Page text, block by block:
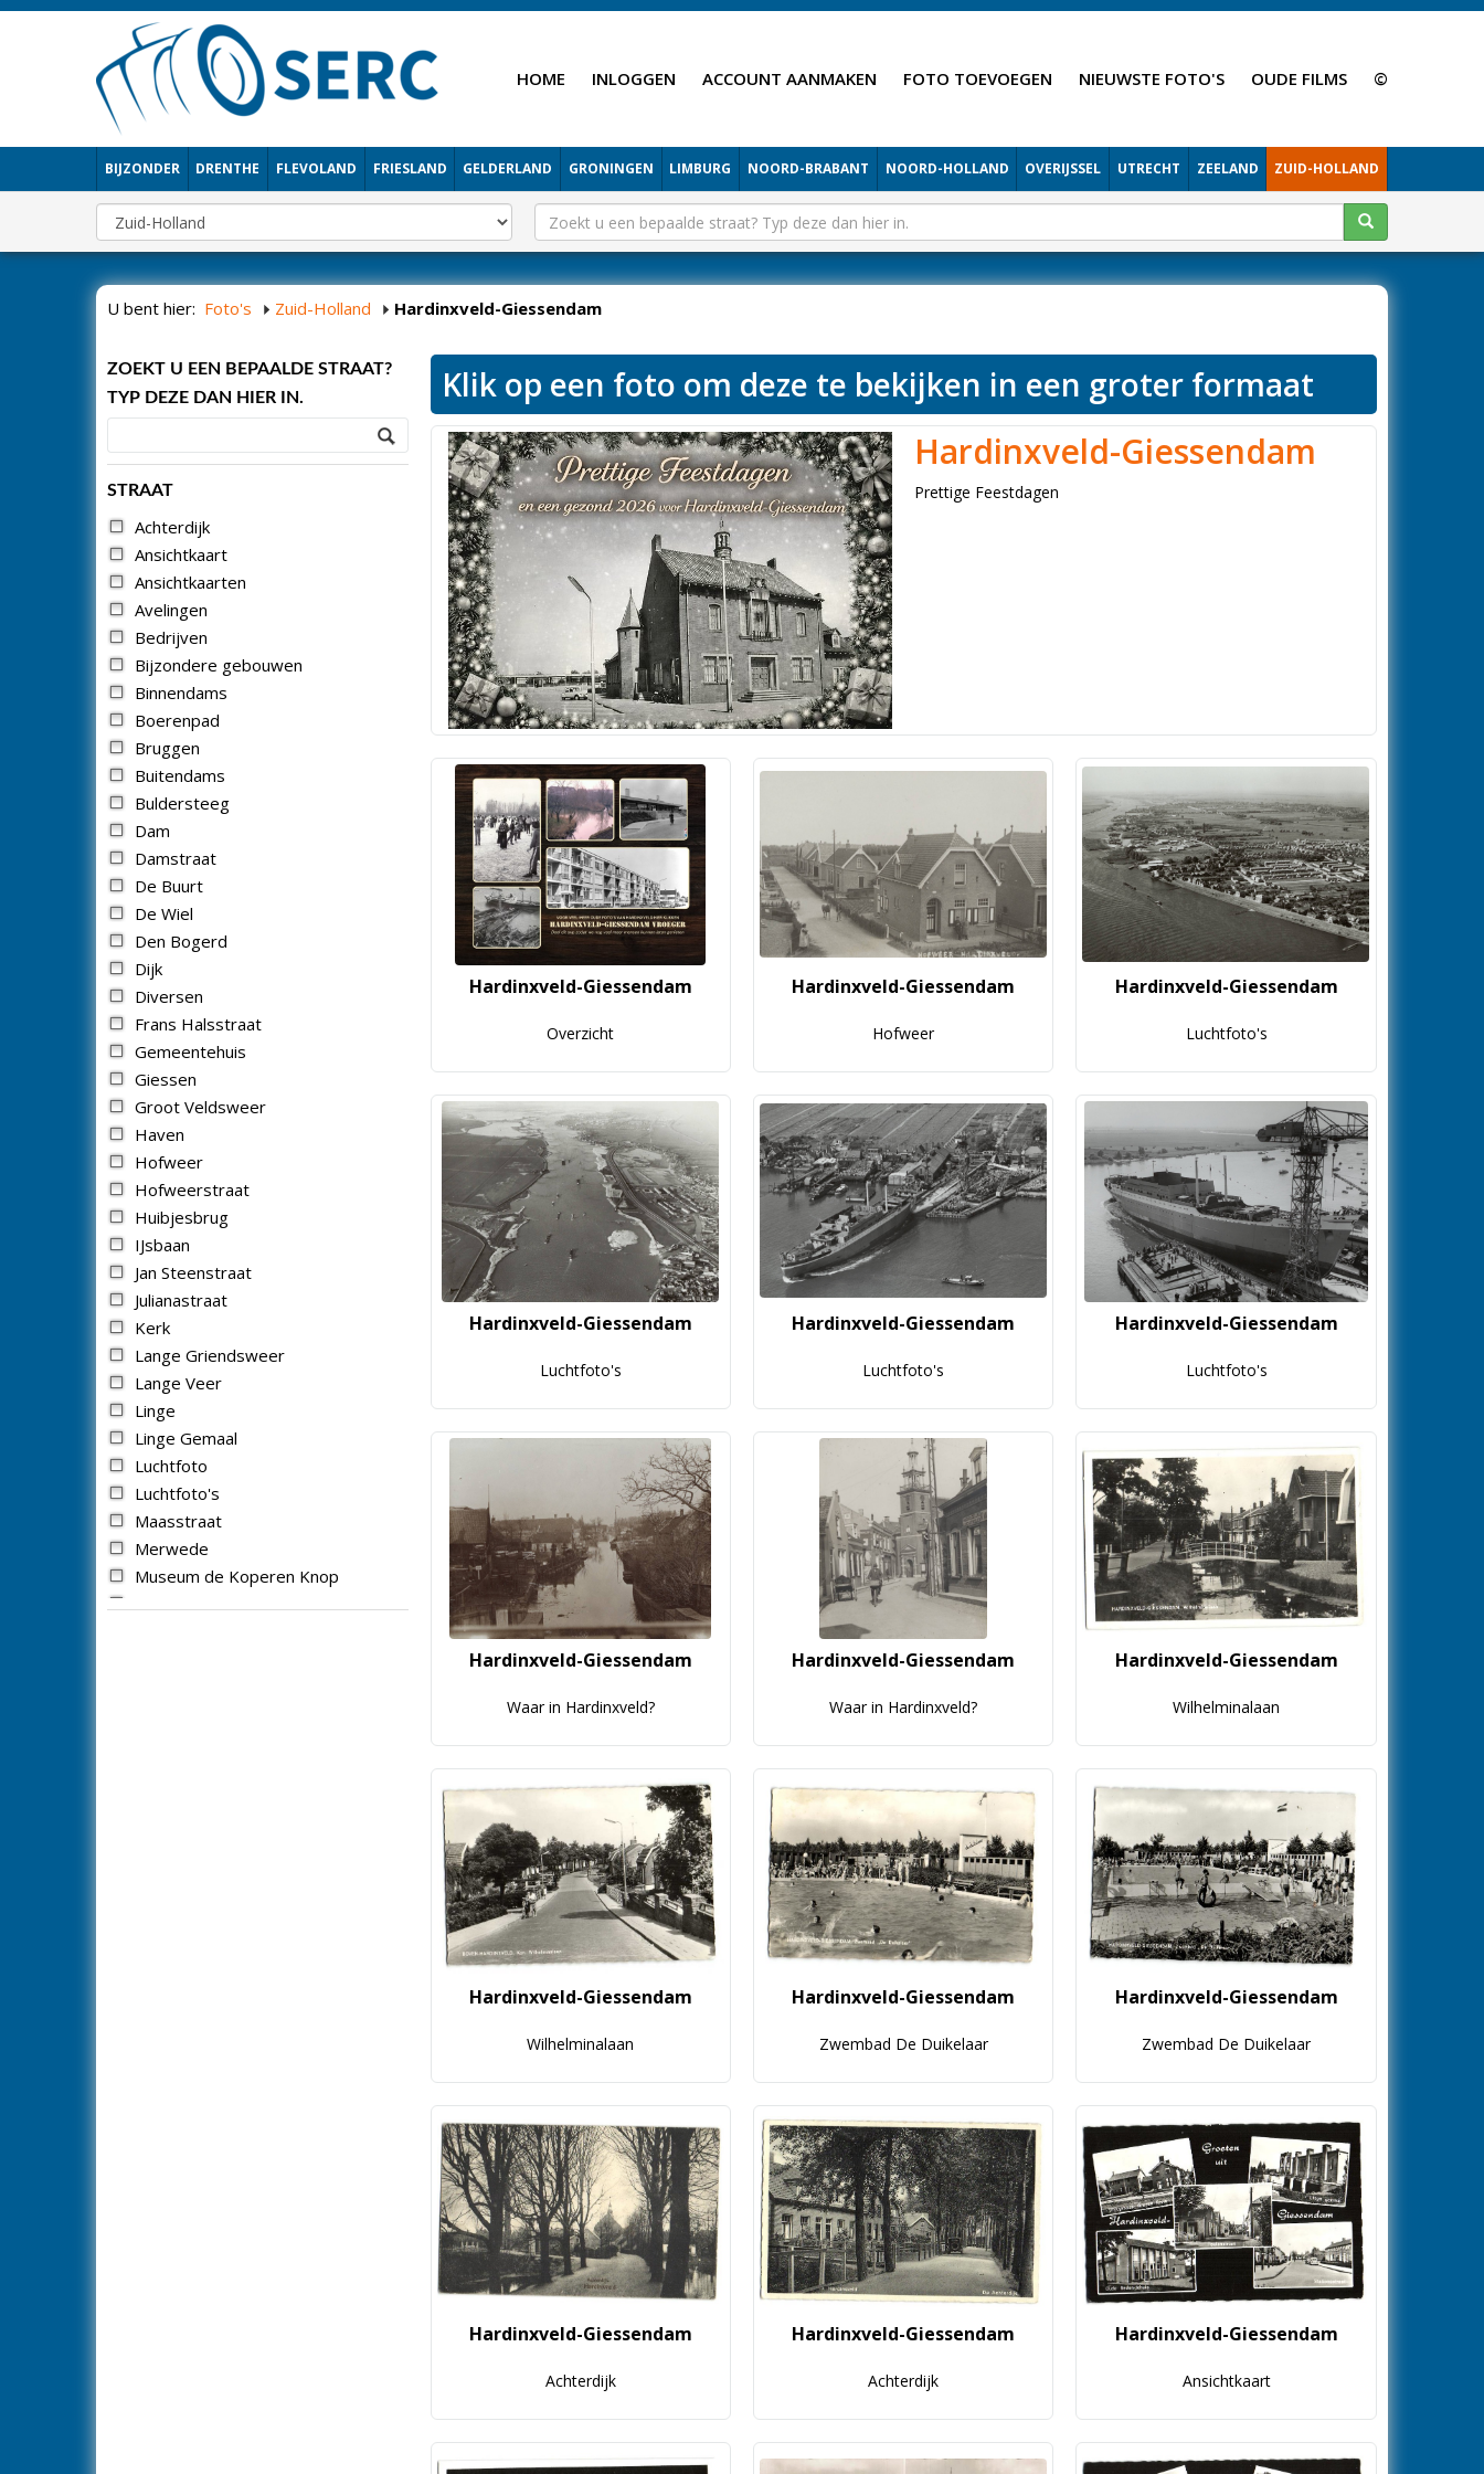
HOME INLOGGEN ACCOUNT AANMAKEN FOTO TOEVOEGEN NIEUWSTE FOTO'S OUDE FILMS ©
BIJZONDER DRENTHE FLEVOLAND FRIESLAND GELDERLAND GRONINGEN LIMBURG NOORD-BRABANT NOORD-HOLLAND OVERIJSSEL UTRECHT ZEELAND ZUID-HOLLAND
U bent hier: Foto's Zuid-Holland Hardinxveld-Giessendam
ZOEKT U EEN BEPAALDE STRAAT?
TYP DEZE DAN HIER IN.
STRAAT
Achterdijk
Ansichtkaart
Ansichtkaarten
Avelingen
Bedrijven
Bijzondere gebouwen
Binnendams
Boerenpad
Bruggen
Buitendams
Buldersteeg
Dam
Damstraat
De Buurt
De Wiel
Den Bogerd
Dijk
Diversen
Frans Halsstraat
Gemeentehuis
Giessen
Groot Veldsweer
Haven
Hofweer
Hofweerstraat
Huibjesbrug
IJsbaan
Jan Steenstraat
Julianastraat
Kerk
Lange Griendsweer
Lange Veer
Linge
Linge Gemaal
Luchtfoto
Luchtfoto's
Maasstraat
Merwede
Museum de Koperen Knop
Nassaustraat
Klik op een foto om deze te bekijken in een groter formaat
Hardinxveld-Giessendam
Prettige Feestdagen
Hardinxveld-Giessendam
Overzicht
Hardinxveld-Giessendam
Hofweer
Hardinxveld-Giessendam
Luchtfoto's
Hardinxveld-Giessendam
Luchtfoto's
Hardinxveld-Giessendam
Luchtfoto's
Hardinxveld-Giessendam
Luchtfoto's
Hardinxveld-Giessendam
Waar in Hardinxveld?
Hardinxveld-Giessendam
Waar in Hardinxveld?
Hardinxveld-Giessendam
Wilhelminalaan
Hardinxveld-Giessendam
Wilhelminalaan
Hardinxveld-Giessendam
Zwembad De Duikelaar
Hardinxveld-Giessendam
Zwembad De Duikelaar
Hardinxveld-Giessendam
Achterdijk
Hardinxveld-Giessendam
Achterdijk
Hardinxveld-Giessendam
Ansichtkaart